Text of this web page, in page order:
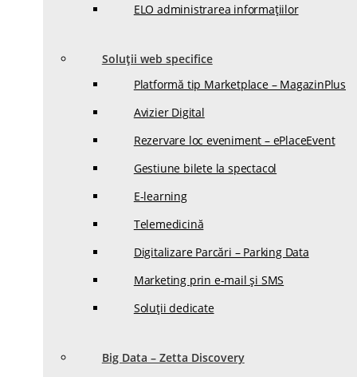
ELO administrarea informațiilor
Soluții web specifice
Platformă tip Marketplace – MagazinPlus
Avizier Digital
Rezervare loc eveniment – ePlaceEvent
Gestiune bilete la spectacol
E-learning
Telemedicină
Digitalizare Parcări – Parking Data
Marketing prin e-mail și SMS
Soluții dedicate
Big Data – Zetta Discovery